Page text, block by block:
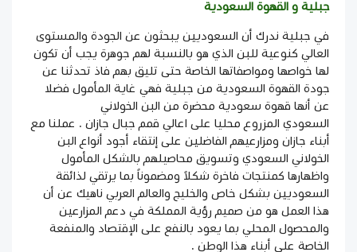
جبلية و القهوة السعودية
في جبلية ندرك أن السعوديين يبحثون عن الجودة والمستوى
العالي كنوعية للبن الذي هو بالنسبة لهم جوهرة يجب أن تكون
لها خواصها ومواصفاتها الخاصة حتى تليق بهم فاذ تحدثنا عن
جودة القهوة السعودية من جبلية فهي غاية المأمول فضلا
عن أنها قهوة سعودية محضرة من البن الخولاني
السعودي المزروع محليا على اعالي قمم جبال جازان . عملنا مع
أبناء جازان ومزارعيهم الفاضلين على إنتقاء أجود أنواع البن
الخولاني السعودي وتسويق محاصيلهم بالشكل المأمول
واظهارها كمنتجات فاخرة شكلاً ومضموناً بما يرتقي لذائقة
السعوديين بشكل خاص والخليج والعالم العربي ناهيك عن أن
هذا العمل هو من صميم رؤية المملكة في دعم المزارعين
والمحصول المحلي بما يعود بالنفع على الإقتصاد والمنفعة
الخاصة على أبناء هذا الوطن .